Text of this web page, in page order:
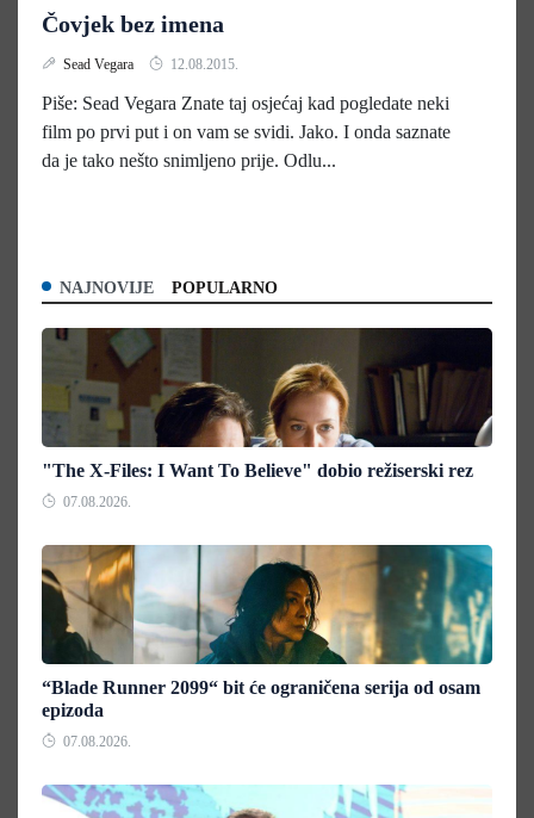
Čovjek bez imena
Sead Vegara 12.08.2015.
Piše: Sead Vegara Znate taj osjećaj kad pogledate neki
film po prvi put i on vam se svidi. Jako. I onda saznate
da je tako nešto snimljeno prije. Odlu...
NAJNOVIJE POPULARNO
"The X-Files: I Want To Believe" dobio režiserski rez
07.08.2026.
“Blade Runner 2099“ bit će ograničena serija od osam
epizoda
07.08.2026.